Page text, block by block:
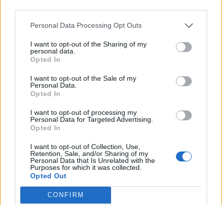
Personal Data Processing Opt Outs
I want to opt-out of the Sharing of my
personal data.
Opted In
I want to opt-out of the Sale of my
Personal Data.
Opted In
I want to opt-out of processing my
Personal Data for Targeted Advertising.
Opted In
I want to opt-out of Collection, Use,
Retention, Sale, and/or Sharing of my
Personal Data that Is Unrelated with the
Purposes for which it was collected.
Opted Out
CONFIRM
βρέθηκαν χρήματα μέσα σε
κατσαρόλες και τάπερ φαγητού!
Σύμφωνα με τις πληροφορίες, οι
εικόνες εξετάστηκαν από ειδικούς
επιστήμονες της Εφορείας
Αρχαιοτήτων Ηρακλείου, οι οποίοι και
αποφάνθηκαν ότι είναι όντως πολύ
παλιές. Πλέον ερευνάται το πώς
βρέθηκαν αυτές στην εκκλησία του